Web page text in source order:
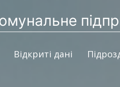
Відкриті дані